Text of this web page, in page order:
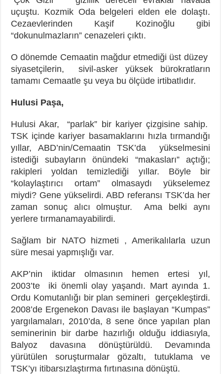
uçuştu. Kozmik Oda belgeleri elden ele dolaştı.
Cezaevlerinden Kaşif Kozinoğlu gibi
“dokunulmazların” cenazeleri çıktı.
O dönemde Cemaatin mağdur etmediği üst düzey
siyasetçilerin, sivil-asker yüksek bürokratların
tamamı Cemaatle şu veya bu ölçüde irtibatlıdır.
Hulusi Paşa,
Hulusi Akar, “parlak” bir kariyer çizgisine sahip.
TSK içinde kariyer basamaklarını hızla tırmandığı
yıllar, ABD’nin/Cemaatin TSK’da yükselmesini
istediği subayların önündeki “makasları” açtığı;
rakipleri yoldan temizlediği yıllar. Böyle bir
“kolaylaştırıcı ortam” olmasaydı yükselemez
miydi? Gene yükselirdi. ABD referansı TSK’da her
zaman sonuç alıcı olmuştur. Ama belki aynı
yerlere tırmanamayabilirdi.
Sağlam bir NATO hizmeti , Amerikalılarla uzun
süre mesai yapmışlığı var.
AKP’nin iktidar olmasının hemen ertesi yıl,
2003’te iki önemli olay yaşandı. Mart ayında 1.
Ordu Komutanlığı bir plan semineri gerçekleştirdi.
2008’de Ergenekon Davası ile başlayan “Kumpas”
yargılamaları, 2010’da, 8 sene önce yapılan plan
seminerinin bir darbe hazırlığı olduğu iddiasıyla,
Balyoz davasına dönüştürüldü. Devamında
yürütülen soruşturmalar gözaltı, tutuklama ve
TSK’yı itibarsızlaştırma fırtınasına dönüştü.